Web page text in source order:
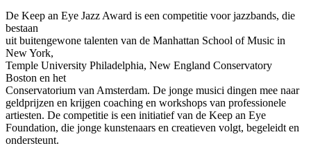
De Keep an Eye Jazz Award is een competitie voor jazzbands, die
bestaan
uit buitengewone talenten van de Manhattan School of Music in
New York,
Temple University Philadelphia, New England Conservatory
Boston en het
Conservatorium van Amsterdam. De jonge musici dingen mee naar
geldprijzen en krijgen coaching en workshops van professionele
artiesten. De competitie is een initiatief van de Keep an Eye
Foundation, die jonge kunstenaars en creatieven volgt, begeleidt en
ondersteunt.